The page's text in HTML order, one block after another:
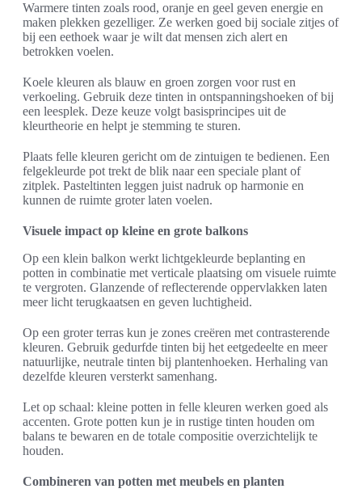
Warmere tinten zoals rood, oranje en geel geven energie en
maken plekken gezelliger. Ze werken goed bij sociale zitjes of
bij een eethoek waar je wilt dat mensen zich alert en
betrokken voelen.
Koele kleuren als blauw en groen zorgen voor rust en
verkoeling. Gebruik deze tinten in ontspanningshoeken of bij
een leesplek. Deze keuze volgt basisprincipes uit de
kleurtheorie en helpt je stemming te sturen.
Plaats felle kleuren gericht om de zintuigen te bedienen. Een
felgekleurde pot trekt de blik naar een speciale plant of
zitplek. Pasteltinten leggen juist nadruk op harmonie en
kunnen de ruimte groter laten voelen.
Visuele impact op kleine en grote balkons
Op een klein balkon werkt lichtgekleurde beplanting en
potten in combinatie met verticale plaatsing om visuele ruimte
te vergroten. Glanzende of reflecterende oppervlakken laten
meer licht terugkaatsen en geven luchtigheid.
Op een groter terras kun je zones creëren met contrasterende
kleuren. Gebruik gedurfde tinten bij het eetgedeelte en meer
natuurlijke, neutrale tinten bij plantenhoeken. Herhaling van
dezelfde kleuren versterkt samenhang.
Let op schaal: kleine potten in felle kleuren werken goed als
accenten. Grote potten kun je in rustige tinten houden om
balans te bewaren en de totale compositie overzichtelijk te
houden.
Combineren van potten met meubels en planten